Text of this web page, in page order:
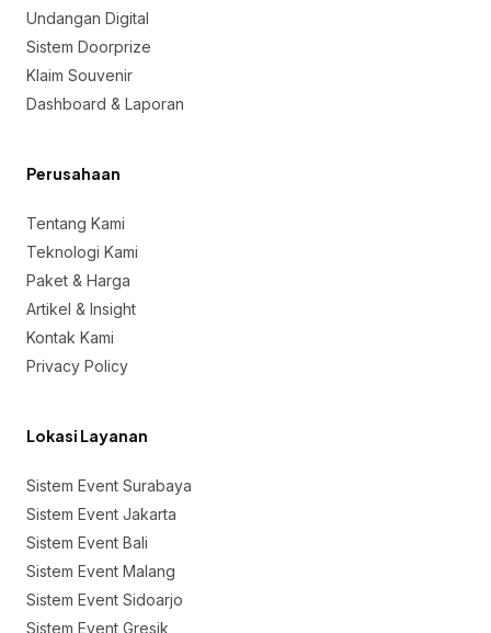
Undangan Digital
Sistem Doorprize
Klaim Souvenir
Dashboard & Laporan
Perusahaan
Tentang Kami
Teknologi Kami
Paket & Harga
Artikel & Insight
Kontak Kami
Privacy Policy
Lokasi Layanan
Sistem Event Surabaya
Sistem Event Jakarta
Sistem Event Bali
Sistem Event Malang
Sistem Event Sidoarjo
Sistem Event Gresik